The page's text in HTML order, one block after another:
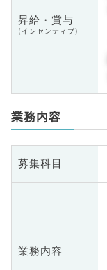
昇給・賞与
(インセンティブ)
業務内容
募集科目
業務内容